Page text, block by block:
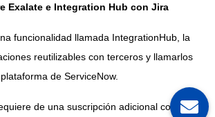
Exalate e Integration Hub con Jira
funcionalidad llamada IntegrationHub, la
reutilizables con terceros y llamarlos
de ServiceNow.
de una suscripción adicional como